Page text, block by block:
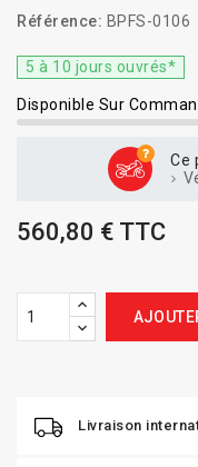
Référence: BPFS-0106
5 à 10 jours ouvrés*
Disponible Sur
Ce
560,80 € TTC
Livraison